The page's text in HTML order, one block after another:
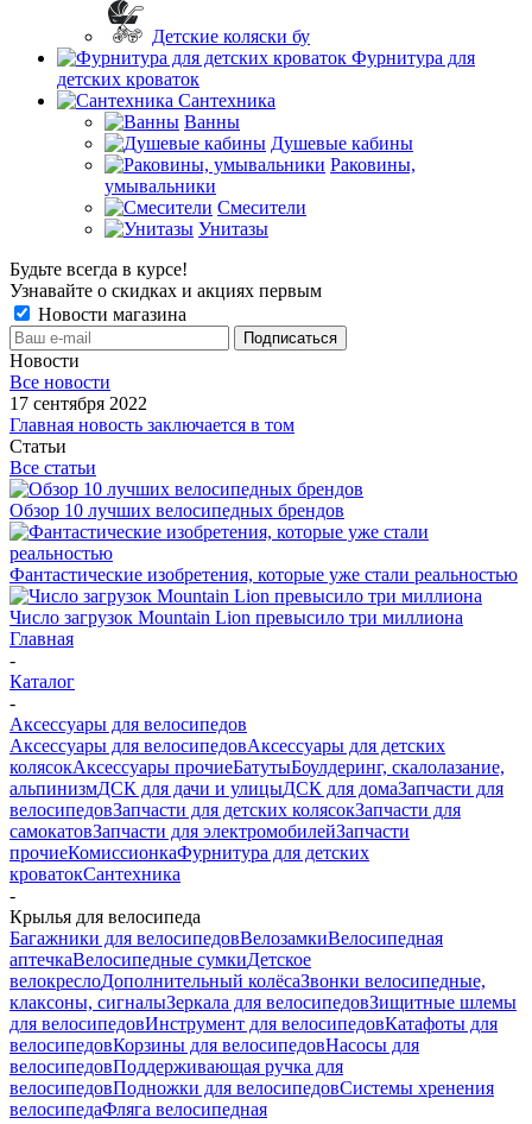
Детские коляски бу
Фурнитура для
детских кроваток
Сантехника
Ванны
Душевые кабины
Раковины,
умывальники
Смесители
Унитазы
Будьте всегда в курсе!
Узнавайте о скидках и акциях первым
Новости магазина
Новости
Все новости
17 сентября 2022
Главная новость заключается в том
Статьи
Все статьи
Обзор 10 лучших велосипедных брендов
Фантастические изобретения, которые уже стали реальностью
Число загрузок Mountain Lion превысило три миллиона
Главная
-
Каталог
-
Аксессуары для велосипедов
Аксессуары для велосипедовАксессуары для детских
колясокАксессуары прочиеБатутыБоулдеринг, скалолазание,
альпинизмДСК для дачи и улицыДСК для домаЗапчасти для
велосипедовЗапчасти для детских колясокЗапчасти для
самокатовЗапчасти для электромобилейЗапчасти
прочиеКомиссионкаФурнитура для детских
кроватокСантехника
-
Крылья для велосипеда
Багажники для велосипедовВелозамкиВелосипедная
аптечкаВелосипедные сумкиДетское
велокреслоДополнительный колёсаЗвонки велосипедные,
клаксоны, сигналыЗеркала для велосипедовЗищитные шлемы
для велосипедовИнструмент для велосипедовКатафоты для
велосипедовКорзины для велосипедовНасосы для
велосипедовПоддерживающая ручка для
велосипедовПодножки для велосипедовСистемы хренения
велосипедаФляга велосипедная